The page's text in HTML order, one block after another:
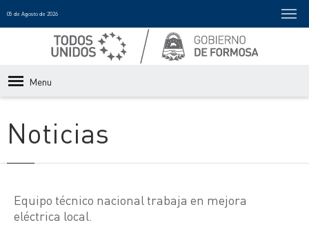
05 de Agosto de 2026
Menu
Noticias
Equipo técnico nacional trabaja en mejora
eléctrica local.